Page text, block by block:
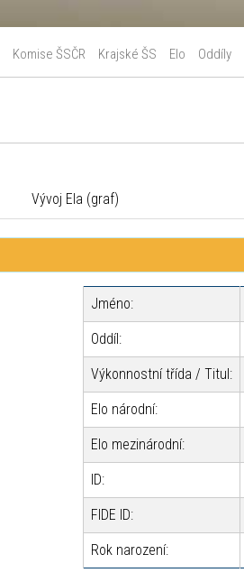
Komise ŠSČR Krajské ŠS Elo Oddíly
Vývoj Ela (graf)
Jméno:
Oddíl:
Výkonnostní třída / Titul:
Elo národní:
Elo mezinárodní:
ID:
FIDE ID:
Rok narození: